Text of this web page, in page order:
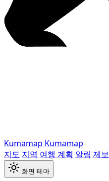
Kumamap Kumamap
지도 지역 여행 계획 알림 제보
화면 테마